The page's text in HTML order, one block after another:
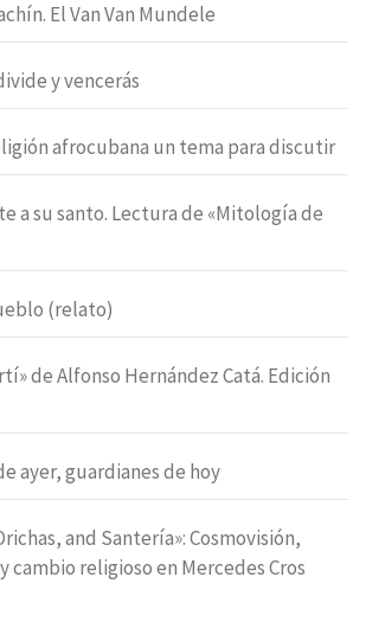
El Van Van Mundele
y vencerás
afrocubana un tema para discutir
a su santo. Lectura de «Mitología de
(relato)
de Alfonso Hernández Catá. Edición
ayer, guardianes de hoy
and Santería»: Cosmovisión,
religioso en Mercedes Cros